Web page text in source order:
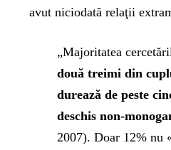
avut niciodată relaţii
„Majoritatea
două treimi din
durează de peste
deschis non-
2007). Doar 12% nu